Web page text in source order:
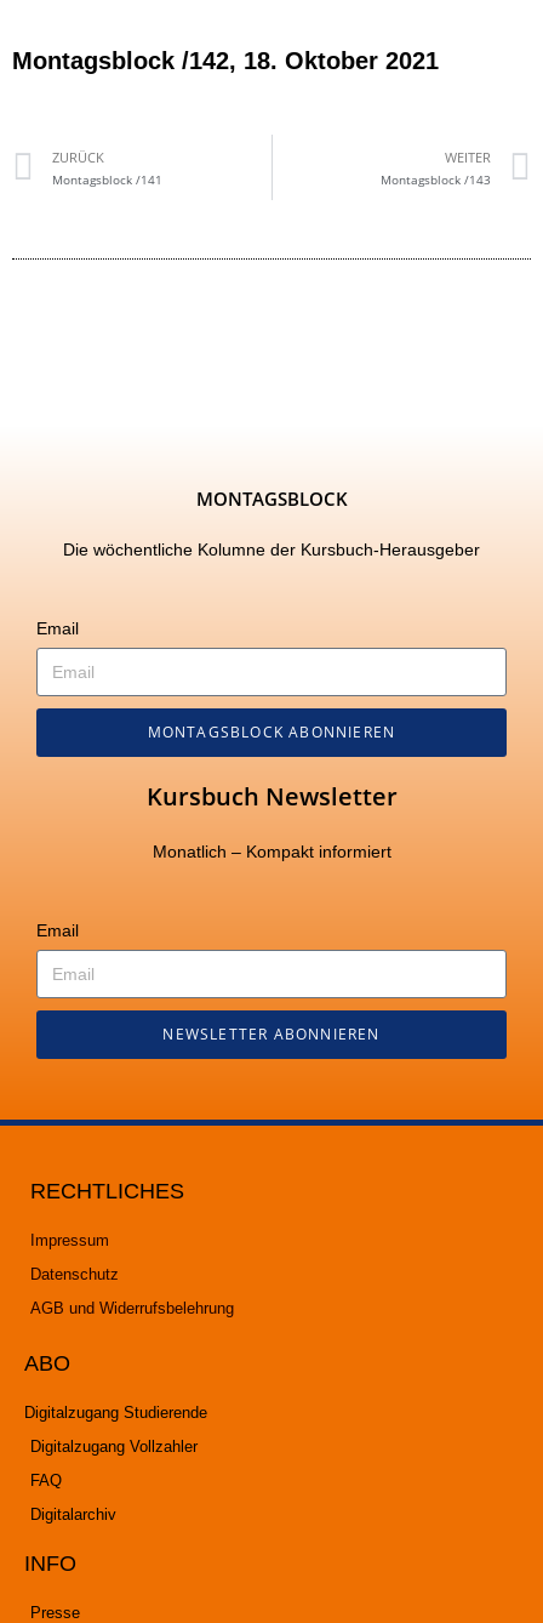
Montagsblock /142, 18. Oktober 2021
ZURÜCK
Montagsblock /141
WEITER
Montagsblock /143
MONTAGSBLOCK
Die wöchentliche Kolumne der Kursbuch-Herausgeber
Email
MONTAGSBLOCK ABONNIEREN
Kursbuch Newsletter
Monatlich – Kompakt informiert
Email
NEWSLETTER ABONNIEREN
RECHTLICHES
Impressum
Datenschutz
AGB und Widerrufsbelehrung
ABO
Digitalzugang Studierende
Digitalzugang Vollzahler
FAQ
Digitalarchiv
INFO
Presse